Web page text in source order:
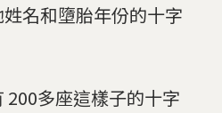
名和墮胎年份的十字
200多座這樣子的十字